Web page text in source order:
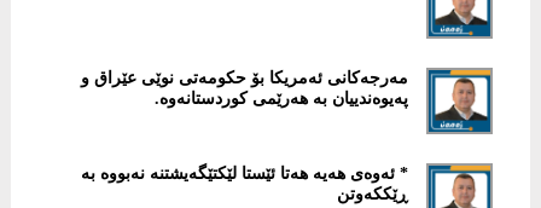
مەرجەکانی ئەمریکا بۆ حکومەتی نوێی عێراق و
پەیوەندییان بە هەرێمی کوردستانەوە.
* ئەوەی هەیە هەتا ئێستا لێکتێگەیشتنە نەبووە بە
ڕێککەوتن